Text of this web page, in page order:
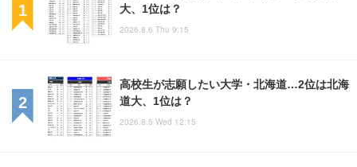
大、1位は？
2026.8.6 Thu 9:15
高校生が志願したい大学・北海道…2位は北海
道大、1位は？
2026.8.5 Wed 12:15